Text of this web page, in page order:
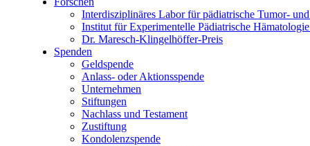
Interdisziplinäres Labor für pädiatrische Tumor-
Institut für Experimentelle Pädiatrische
Dr. Maresch-Klingelhöffer-Preis
Spenden
Geldspende
Anlass- oder Aktionsspende
Unternehmen
Stiftungen
Nachlass und Testament
Zustiftung
Kondolenzspende